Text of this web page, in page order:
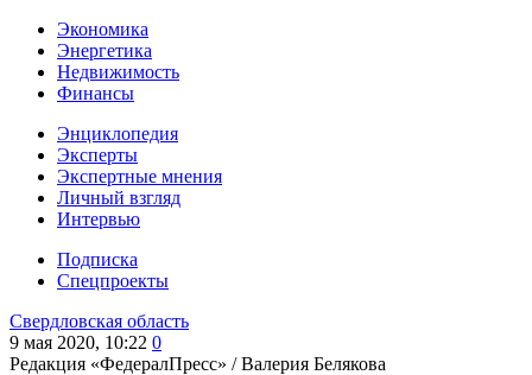
Экономика
Энергетика
Недвижимость
Финансы
Энциклопедия
Эксперты
Экспертные мнения
Личный взгляд
Интервью
Подписка
Спецпроекты
Свердловская область
9 мая 2020, 10:22 0
Редакция «ФедералПресс» /Валерия Белякова